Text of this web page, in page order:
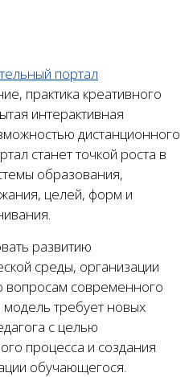
портал
практика креативного
интерактивная
дистанционного
станет точкой роста в
образования,
целей, форм и
развитию
среды, организации
вопросам современного
модель требует новых
с целью
процесса и создания
обучающегося.